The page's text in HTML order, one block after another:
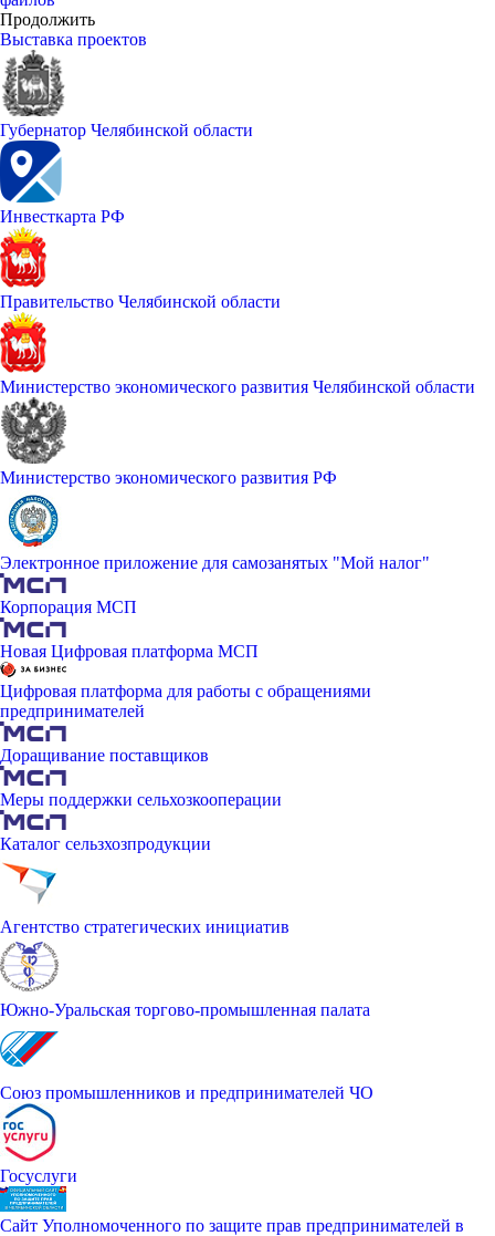
Продолжить
Выставка проектов
Губернатор Челябинской области
Инвесткарта РФ
Правительство Челябинской области
Министерство экономического развития Челябинской области
Министерство экономического развития РФ
Электронное приложение для самозанятых "Мой налог"
Корпорация МСП
Новая Цифровая платформа МСП
Цифровая платформа для работы с обращениями
предпринимателей
Доращивание поставщиков
Меры поддержки сельхозкооперации
Каталог сельзхозпродукции
Агентство стратегических инициатив
Южно-Уральская торгово-промышленная палата
Союз промышленников и предпринимателей ЧО
Госуслуги
Сайт Уполномоченного по защите прав предпринимателей в